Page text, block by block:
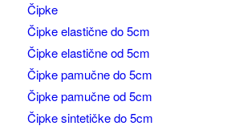
Čipke
Čipke elastične do 5cm
Čipke elastične od 5cm
Čipke pamučne do 5cm
Čipke pamučne od 5cm
Čipke sintetičke do 5cm